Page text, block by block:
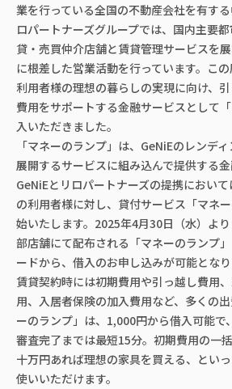
業を行っている全国の不動産会社を有す
ロパートナーズグループでは、国内主要
貸・売買仲介店舗と賃貸管理サービスを
に根差した営業活動を行っています。この
利用者様の理想の暮らしの実現に向け、
費用をサポートする金融サービスとして
入いただきました。
「マネーのランプ」は、GeNiEのレンデ
展開するサービスに組み込んで提供する金
GeNiEとリロパートナーズの提携において
の利用者様に対し、貸付サービス「マネ
始いたします。2025年4月30日（水）よ
部店舗にて配布される「マネーのランプ
ードから、借入のお申し込みが可能となり
賃貸契約時には初期費用や引っ越し費用
用、入居者保険の加入費用など、多くの
ーのランプ」は、1,000円から借入可能で
審査完了までは最短15分。初期費用の一
十万円あれば理想の家具を買える、とい
使いいただけます。